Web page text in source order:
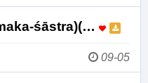
śāstra)(…
09-05